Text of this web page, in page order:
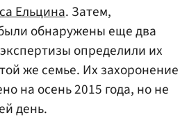
Ельцина. Затем,
обнаружены еще два
определили их
же семье. Их захоронение
на осень 2015 года, но не
день.